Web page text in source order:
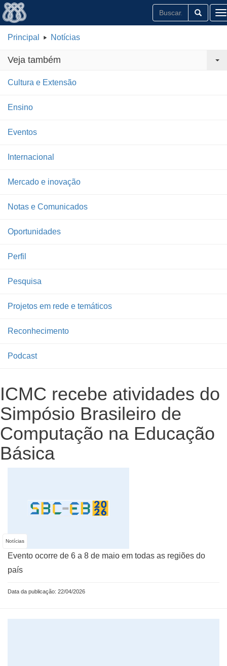
Principal Notícias
Veja também
Cultura e Extensão
Ensino
Eventos
Internacional
Mercado e inovação
Notas e Comunicados
Oportunidades
Perfil
Pesquisa
Projetos em rede e temáticos
Reconhecimento
Podcast
ICMC recebe atividades do
Simpósio Brasileiro de
Computação na Educação
Básica
Notícias
Evento ocorre de 6 a 8 de maio em todas as regiões do
país
Data da publicação: 22/04/2026